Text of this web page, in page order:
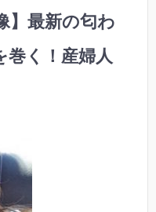
】最新の匂わ
巻く！産婦人